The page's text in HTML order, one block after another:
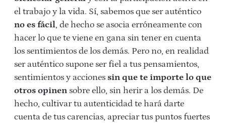
el trabajo y la vida. Sí, sabemos que ser auténtico
no es fácil, de hecho se asocia erróneamente con
hacer lo que te viene en gana sin tener en cuenta
los sentimientos de los demás. Pero no, en realidad
ser auténtico supone ser fiel a tus pensamientos,
sentimientos y acciones sin que te importe lo que
otros opinen sobre ello, sin herir a los demás. De
hecho, cultivar tu autenticidad te hará darte
cuenta de tus carencias, apreciar tus puntos fuertes